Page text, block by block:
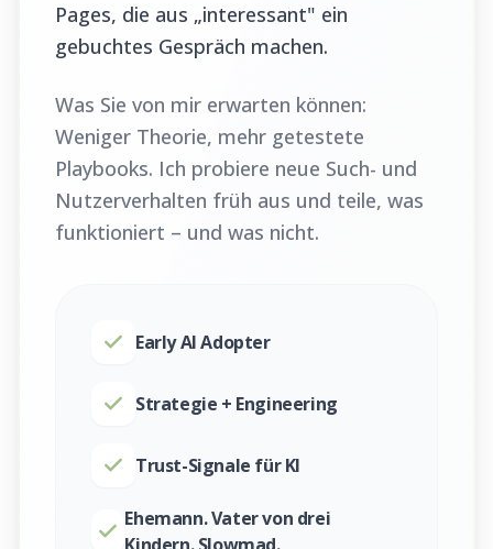
Pages, die aus „interessant" ein
gebuchtes Gespräch machen.
Was Sie von mir erwarten können:
Weniger Theorie, mehr getestete
Playbooks. Ich probiere neue Such- und
Nutzerverhalten früh aus und teile, was
funktioniert – und was nicht.
Early AI Adopter
Strategie + Engineering
Trust-Signale für KI
Ehemann. Vater von drei